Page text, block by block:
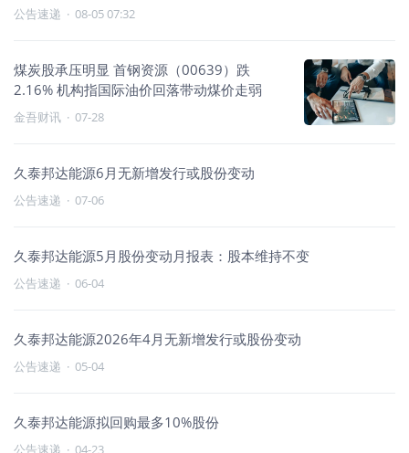
公告速递 · 08-05 07:32
煤炭股承压明显 首钢资源（00639）跌
2.16% 机构指国际油价回落带动煤价走弱
金吾财讯 · 07-28
久泰邦达能源6月无新增发行或股份变动
公告速递 · 07-06
久泰邦达能源5月股份变动月报表：股本维持不变
公告速递 · 06-04
久泰邦达能源2026年4月无新增发行或股份变动
公告速递 · 05-04
久泰邦达能源拟回购最多10%股份
公告速递 · 04-23